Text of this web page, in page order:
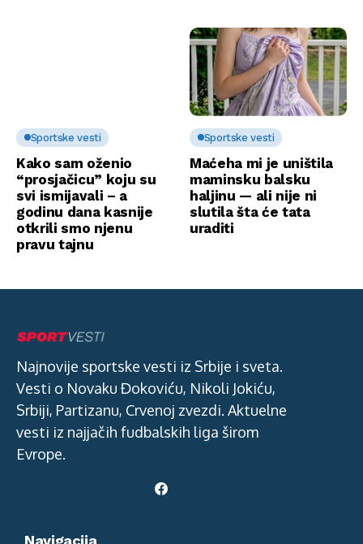
Sportske vesti
Kako sam oženio
“prosjačicu” koju su
svi ismijavali – a
godinu dana kasnije
otkrili smo njenu
pravu tajnu
Sportske vesti
Maćeha mi je uništila
maminsku balsku
haljinu — ali nije ni
slutila šta će tata
uraditi
Najnovije sportske vesti iz Srbije i sveta.
Vesti o Novaku Đokoviću, Nikoli Jokiću,
Srbiji, Partizanu, Crvenoj zvezdi. Aktuelne
vesti iz najjačih fudbalskih liga širom
Evrope.